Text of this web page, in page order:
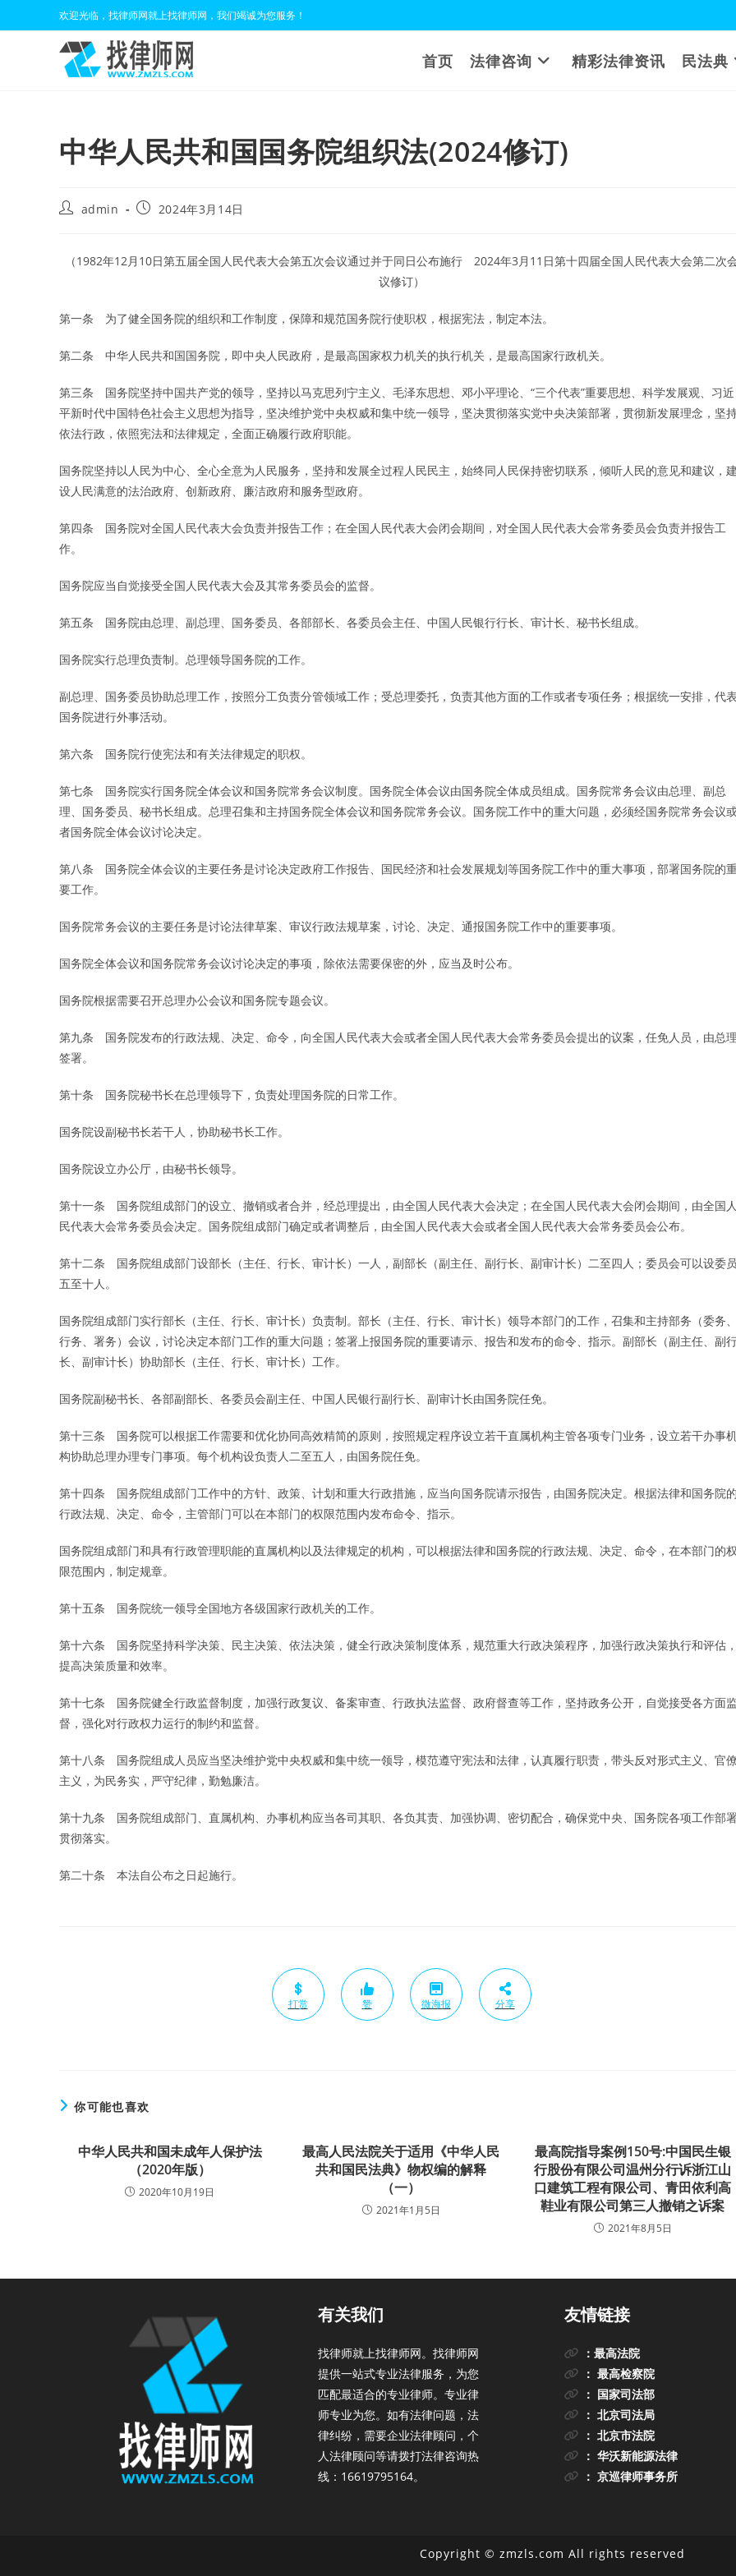
to
欢迎光临，找律师网就上找律师网，我们竭诚为您服务！
首页 法律咨询 精彩法律资讯 民法典
中华人民共和国国务院组织法(2024修订)
Postadmin
Post2024年3月14日
（1982年12月10日第五届全国人民代表大会第五次会议通过并于同日公布施行 2024年3月11日第十四届全国人民代表大会第二次
议修订）
第一条 为了健全国务院的组织和工作制度，保障和规范国务院行使职权，根据宪法，制定本法。
第二条 中华人民共和国国务院，即中央人民政府，是最高国家权力机关的执行机关，是最高国家行政机关。
第三条 国务院坚持中国共产党的领导，坚持以马克思列宁主义、毛泽东思想、邓小平理论、“三个代表”重要思想、科学发展观、习近
平新时代中国特色社会主义思想为指导，坚决维护党中央权威和集中统一领导，坚决贯彻落实党中央决策部署，贯彻新发展理念，坚
依法行政，依照宪法和法律规定，全面正确履行政府职能。
国务院坚持以人民为中心、全心全意为人民服务，坚持和发展全过程人民民主，始终同人民保持密切联系，倾听人民的意见和建议，建
设人民满意的法治政府、创新政府、廉洁政府和服务型政府。
第四条 国务院对全国人民代表大会负责并报告工作；在全国人民代表大会闭会期间，对全国人民代表大会常务委员会负责并报告工
作。
国务院应当自觉接受全国人民代表大会及其常务委员会的监督。
第五条 国务院由总理、副总理、国务委员、各部部长、各委员会主任、中国人民银行行长、审计长、秘书长组成。
国务院实行总理负责制。总理领导国务院的工作。
副总理、国务委员协助总理工作，按照分工负责分管领域工作；受总理委托，负责其他方面的工作或者专项任务；根据统一安排，代表
国务院进行外事活动。
第六条 国务院行使宪法和有关法律规定的职权。
第七条 国务院实行国务院全体会议和国务院常务会议制度。国务院全体会议由国务院全体成员组成。国务院常务会议由总理、副总
理、国务委员、秘书长组成。总理召集和主持国务院全体会议和国务院常务会议。国务院工作中的重大问题，必须经国务院常务会议
者国务院全体会议讨论决定。
第八条 国务院全体会议的主要任务是讨论决定政府工作报告、国民经济和社会发展规划等国务院工作中的重大事项，部署国务院的
要工作。
国务院常务会议的主要任务是讨论法律草案、审议行政法规草案，讨论、决定、通报国务院工作中的重要事项。
国务院全体会议和国务院常务会议讨论决定的事项，除依法需要保密的外，应当及时公布。
国务院根据需要召开总理办公会议和国务院专题会议。
第九条 国务院发布的行政法规、决定、命令，向全国人民代表大会或者全国人民代表大会常务委员会提出的议案，任免人员，由总理
签署。
第十条 国务院秘书长在总理领导下，负责处理国务院的日常工作。
国务院设副秘书长若干人，协助秘书长工作。
国务院设立办公厅，由秘书长领导。
第十一条 国务院组成部门的设立、撤销或者合并，经总理提出，由全国人民代表大会决定；在全国人民代表大会闭会期间，由全国人
民代表大会常务委员会决定。国务院组成部门确定或者调整后，由全国人民代表大会或者全国人民代表大会常务委员会公布。
第十二条 国务院组成部门设部长（主任、行长、审计长）一人，副部长（副主任、副行长、副审计长）二至四人；委员会可以设委员
五至十人。
国务院组成部门实行部长（主任、行长、审计长）负责制。部长（主任、行长、审计长）领导本部门的工作，召集和主持部务（委务、
行务、署务）会议，讨论决定本部门工作的重大问题；签署上报国务院的重要请示、报告和发布的命令、指示。副部长（副主任、副
长、副审计长）协助部长（主任、行长、审计长）工作。
国务院副秘书长、各部副部长、各委员会副主任、中国人民银行副行长、副审计长由国务院任免。
第十三条 国务院可以根据工作需要和优化协同高效精简的原则，按照规定程序设立若干直属机构主管各项专门业务，设立若干办事
构协助总理办理专门事项。每个机构设负责人二至五人，由国务院任免。
第十四条 国务院组成部门工作中的方针、政策、计划和重大行政措施，应当向国务院请示报告，由国务院决定。根据法律和国务院的
行政法规、决定、命令，主管部门可以在本部门的权限范围内发布命令、指示。
国务院组成部门和具有行政管理职能的直属机构以及法律规定的机构，可以根据法律和国务院的行政法规、决定、命令，在本部门的权
限范围内，制定规章。
第十五条 国务院统一领导全国地方各级国家行政机关的工作。
第十六条 国务院坚持科学决策、民主决策、依法决策，健全行政决策制度体系，规范重大行政决策程序，加强行政决策执行和评估，
提高决策质量和效率。
第十七条 国务院健全行政监督制度，加强行政复议、备案审查、行政执法监督、政府督查等工作，坚持政务公开，自觉接受各方面监
督，强化对行政权力运行的制约和监督。
第十八条 国务院组成人员应当坚决维护党中央权威和集中统一领导，模范遵守宪法和法律，认真履行职责，带头反对形式主义、官僚
主义，为民务实，严守纪律，勤勉廉洁。
第十九条 国务院组成部门、直属机构、办事机构应当各司其职、各负其责、加强协调、密切配合，确保党中央、国务院各项工作部
贯彻落实。
第二十条 本法自公布之日起施行。
打赏 赞 微海报 分享
你可能也喜欢
中华人民共和国未成年人保护法
（2020年版）
2020年10月19日
最高人民法院关于适用《中华人民
共和国民法典》物权编的解释
（一）
2021年1月5日
最高院指导案例150号:中国民生银
行股份有限公司温州分行诉浙江山
口建筑工程有限公司、青田依利高
鞋业有限公司第三人撤销之诉案
2021年8月5日
有关我们
找律师就上找律师网。找律师网
提供一站式专业法律服务，为您
匹配最适合的专业律师。专业律
师专业为您。如有法律问题，法
律纠纷，需要企业法律顾问，个
人法律顾问等请拨打法律咨询热
线：16619795164。
友情链接
：最高法院
： 最高检察院
： 国家司法部
： 北京司法局
： 北京市法院
： 华沃新能源法律
： 京巡律师事务所
Copyright © zmzls.com All rights reserved